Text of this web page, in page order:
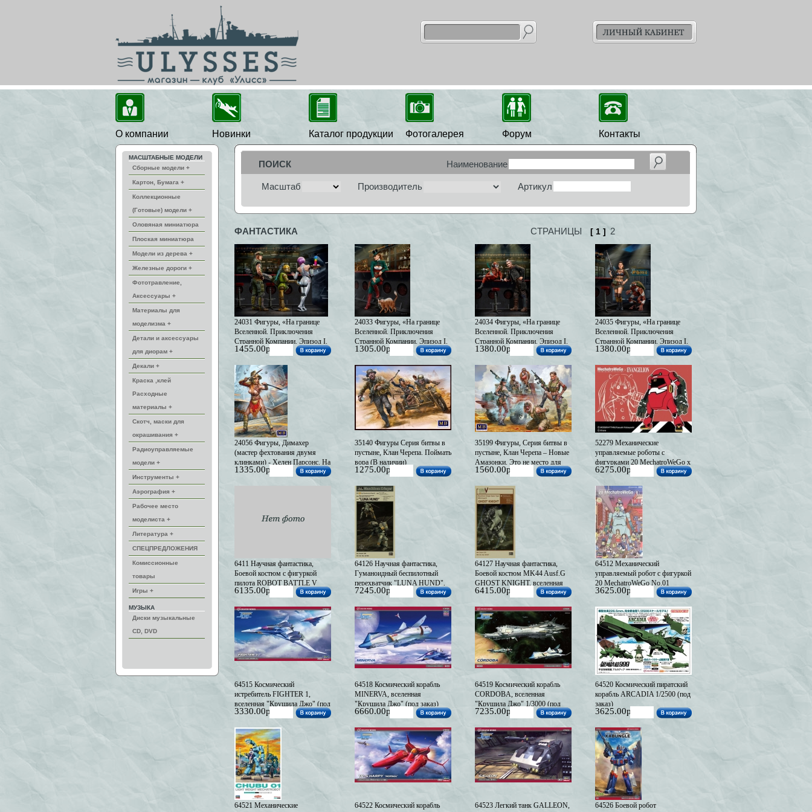
О компании Новинки Каталог продукции Фотогалерея Форум Контакты
МАСШТАБНЫЕ МОДЕЛИ
Сборные модели +
Картон, Бумага +
Коллекционные
(Готовые) модели +
Оловяная миниатюра
Плоская миниатюра
Модели из дерева +
Железные дороги +
Фототравление,
Аксессуары +
Материалы для
моделизма +
Детали и аксессуары
для диорам +
Декали +
Краска ,клей
Расходные
материалы +
Скотч, маски для
окрашивания +
Радиоуправляемые
модели +
Инструменты +
Аэрография +
Рабочее место
моделиста +
Литература +
СПЕЦПРЕДЛОЖЕНИЯ
Комиссионные
товары
Игры +
МУЗЫКА
Диски музыкальные
CD, DVD
ПОИСК Наименование
Масштаб Производитель Артикул
ФАНТАСТИКА СТРАНИЦЫ [ 1 ] 2
24031 Фигуры, «На границе
Вселенной. Приключения
Странной Компании. Эпизод I.
Первое знакомство. Ух, мне
1455.00р
24033 Фигуры, «На границе
Вселенной. Приключения
Странной Компании. Эпизод I.
Первое знакомство. Даже не
1305.00р
24034 Фигуры, «На границе
Вселенной. Приключения
Странной Компании. Эпизод I.
Первое знакомство.
ничего не увидишь. Все под
конт (В наличии)
1380.00р
24035 Фигуры, «На границе
Вселенной. Приключения
Странной Компании. Эпизод I.
Первое знакомство. Отвали»
1380.00р
24056 Фигуры, Димахер
(мастер фехтования двумя
клинками) - Хелен Парсонс. На
границе Вселенной.
1335.00р
35140 Фигуры Серия битвы в
пустыне, Клан Черепа. Поймать
вора (В наличии)
1275.00р
35199 Фигуры, Серия битвы в
пустыне, Клан Черепа – Новые
Амазонки. Это не место для
чужестранцев! (В наличии)
1560.00р
52279 Механические
управляемые роботы с
фигурками 20 MechatroWeGo x
Evangelion Unit-02 + Asuka
Langley (Limited Edition) (под
заказ)
6275.00р
6411 Научная фантастика,
Боевой костюм с фигуркой
пилота ROBOT BATTLE V
(FIVE), вселенная "Maschinen
заказ)
6135.00р
64126 Научная фантастика,
Гуманоидный беспилотный
перехватчик "LUNA HUND",
вселенная "Maschinen Krieger"
7245.00р
64127 Научная фантастика,
Боевой костюм MK44 Ausf.G
GHOST KNIGHT, вселенная
"Maschinen Krieger" (Limited
6415.00р
64512 Механический
управляемый робот с фигуркой
20 MechatroWeGo No.01
“Usumidori” (LIGHT GREEN),
3625.00р
64515 Космический
истребитель FIGHTER 1,
вселенная "Крушила Джо" (под
заказ)
3330.00р
64518 Космический корабль
MINERVA, вселенная
"Крушила Джо" (под заказ)
6660.00р
64519 Космический корабль
CORDOBA, вселенная
"Крушила Джо" 1/3000 (под
заказ)
7235.00р
64520 Космический пиратский
корабль ARCADIA 1/2500 (под
заказ)
3625.00р
64521 Механические
64522 Космический корабль
64523 Легкий танк GALLEON,
64526 Боевой робот